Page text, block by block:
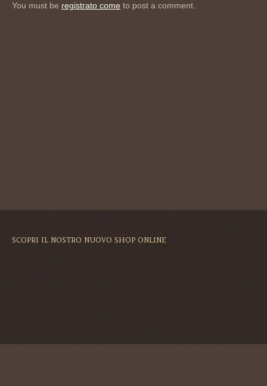
You must be registrato come to post a comment.
SCOPRI IL NOSTRO NUOVO SHOP ONLINE